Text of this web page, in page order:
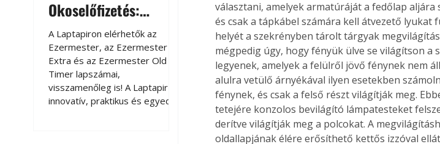
Okoselőfizetés:
Ezermester Extra
A Laptapiron elérhetők az
Ezermester, az Ezermester
Extra és az Ezermester Old
Timer lapszámai,
visszamenőleg is! A Laptapir új,
innovatív, praktikus és egyedi
Okoselőfizetés
A Laptapiron elérhetők az
Ezermester, az Ezermester
Extra és az Ezermester Old
Timer lapszámai,
visszamenőleg is! A Laptapir új,
innovatív, praktikus és egyedi
megoldás a nyomtatott
magazinok digitális olvasására
számítógépen, okostelefonon
Együtt jobban
Bővebb információ
Együtt jobban megéri! A
könyvek tetszőleges
párosítással kedvezményes
áron, 0 Ft postaköltséggel
megrendelhetők!
választani, amelyek armatúráját a fedőlap
és csak a tápkábel számára kell átvezető
helyét a szekrényben tárolt tárgyak
mégpedig úgy, hogy fényük ülve se világítson a
legyenek, amelyek a felülről jövő fénynek nem
alulra vetülő árnyékával ilyen esetekben
fénynek, és csak a felső részt világítják meg.
tetejére konzolos bevilágító lámpatesteket
derítve világítják meg a polcokat. A
oldallapjának élére erősíthető kettős izzóval